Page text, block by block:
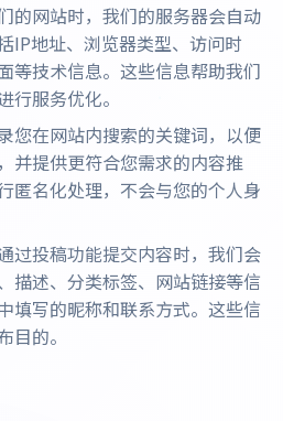
的网站时，我们的服务器会自动
IP地址、浏览器类型、访问时
等技术信息。这些信息帮助我们
行服务优化。
您在网站内搜索的关键词，以便
并提供更符合您需求的内容推
匿名化处理，不会与您的个人身
过投稿功能提交内容时，我们会
描述、分类标签、网站链接等信
填写的昵称和联系方式。这些信
目的。